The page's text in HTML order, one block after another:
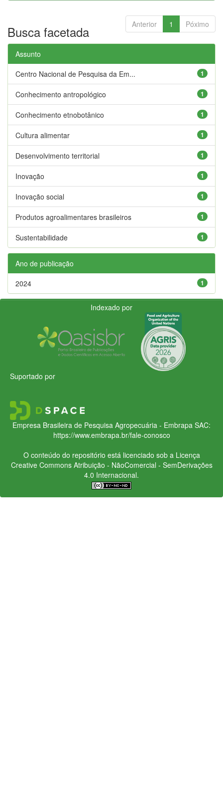
Anterior 1 Póximo
Busca facetada
Assunto
1
Centro Nacional de Pesquisa da Em...
1
Conhecimento antropológico
1
Conhecimento etnobotânico
1
Cultura alimentar
1
Desenvolvimento territorial
1
Inovação
1
Inovação social
1
Produtos agroalimentares brasileiros
1
Sustentabilidade
Ano de publicação
1
2024
Indexado por
Suportado por
Empresa Brasileira de Pesquisa Agropecuária - Embrapa SAC:
https://www.embrapa.br/fale-conosco
O conteúdo do repositório está licenciado sob a Licença
Creative CommonsAtribuição - NãoComercial - SemDerivações
4.0 Internacional.